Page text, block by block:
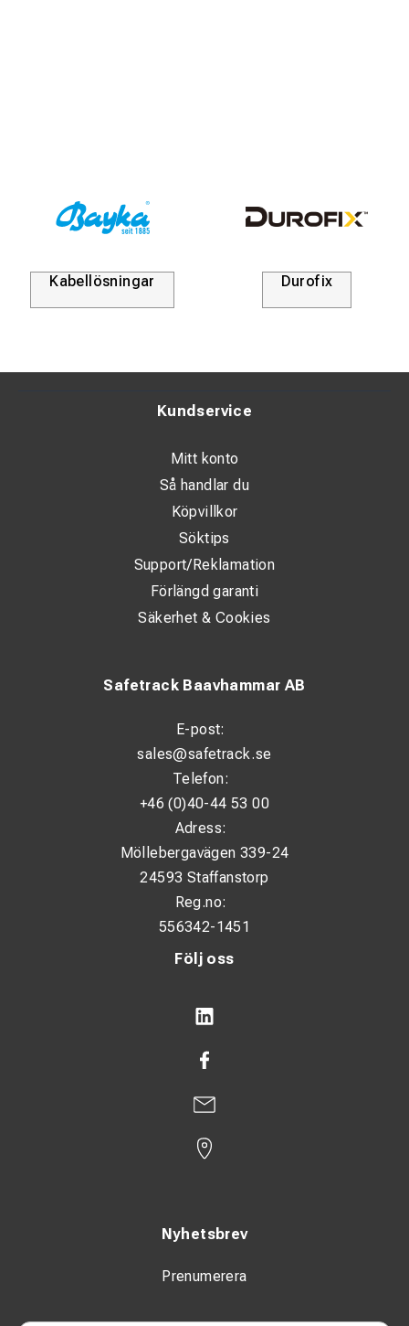
Kabellösningar Durofix
Följ oss
Nyhetsbrev
Prenumerera
Safetrack Baavhammar AB
E-post:
sales@safetrack.se
Telefon:
+46 (0)40-44 53 00
Adress:
Möllebergavägen 339-24
24593 Staffanstorp
Reg.no:
556342-1451
Kundservice
Mitt konto
Så handlar du
Köpvillkor
Söktips
Support/Reklamation
Förlängd garanti
Säkerhet & Cookies